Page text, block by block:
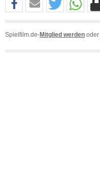
Spielfilm.de-Mitglied werden oder